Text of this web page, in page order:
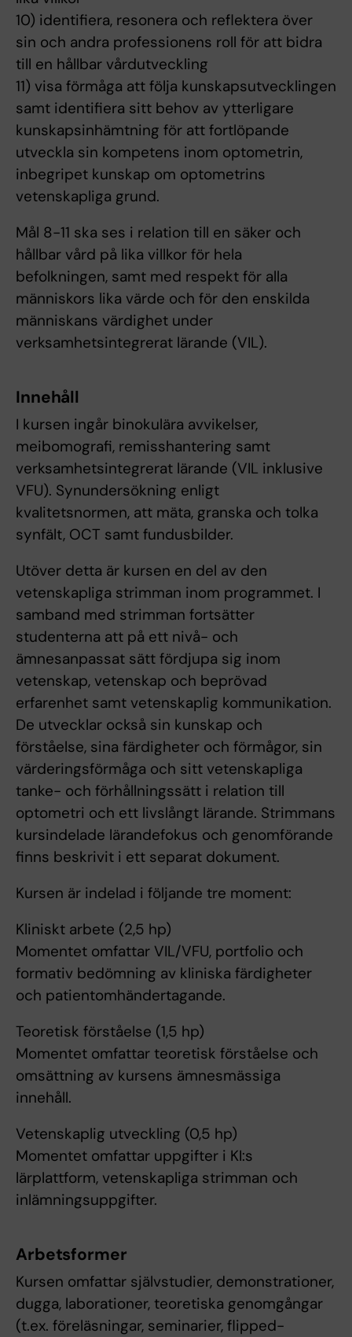
10) identifiera, resonera och reflektera över
sin och andra professionens roll för att bidra
till en hållbar vårdutveckling
11) visa förmåga att följa kunskapsutvecklingen
samt identifiera sitt behov av ytterligare
kunskapsinhämtning för att fortlöpande
utveckla sin kompetens inom optometrin,
inbegripet kunskap om optometrins
vetenskapliga grund.
Mål 8-11 ska ses i relation till en säker och
hållbar vård på lika villkor för hela
befolkningen, samt med respekt för alla
människors lika värde och för den enskilda
människans värdighet under
verksamhetsintegrerat lärande (VIL).
Innehåll
I kursen ingår binokulära avvikelser,
meibomografi, remisshantering samt
verksamhetsintegrerat lärande (VIL inklusive
VFU). Synundersökning enligt
kvalitetsnormen, att mäta, granska och tolka
synfält, OCT samt fundusbilder.
Utöver detta är kursen en del av den
vetenskapliga strimman inom programmet. I
samband med strimman fortsätter
studenterna att på ett nivå- och
ämnesanpassat sätt fördjupa sig inom
vetenskap, vetenskap och beprövad
erfarenhet samt vetenskaplig kommunikation.
De utvecklar också sin kunskap och
förståelse, sina färdigheter och förmågor, sin
värderingsförmåga och sitt vetenskapliga
tanke- och förhållningssätt i relation till
optometri och ett livslångt lärande. Strimmans
kursindelade lärandefokus och genomförande
finns beskrivit i ett separat dokument.
Kursen är indelad i följande tre moment:
Kliniskt arbete (2,5 hp)
Momentet omfattar VIL/VFU, portfolio och
formativ bedömning av kliniska färdigheter
och patientomhändertagande.
Teoretisk förståelse (1,5 hp)
Momentet omfattar teoretisk förståelse och
omsättning av kursens ämnesmässiga
innehåll.
Vetenskaplig utveckling (0,5 hp)
Momentet omfattar uppgifter i KI:s
lärplattform, vetenskapliga strimman och
inlämningsuppgifter.
Arbetsformer
Kursen omfattar självstudier, demonstrationer,
dugga, laborationer, teoretiska genomgångar
(t.ex. föreläsningar, seminarier, flipped-